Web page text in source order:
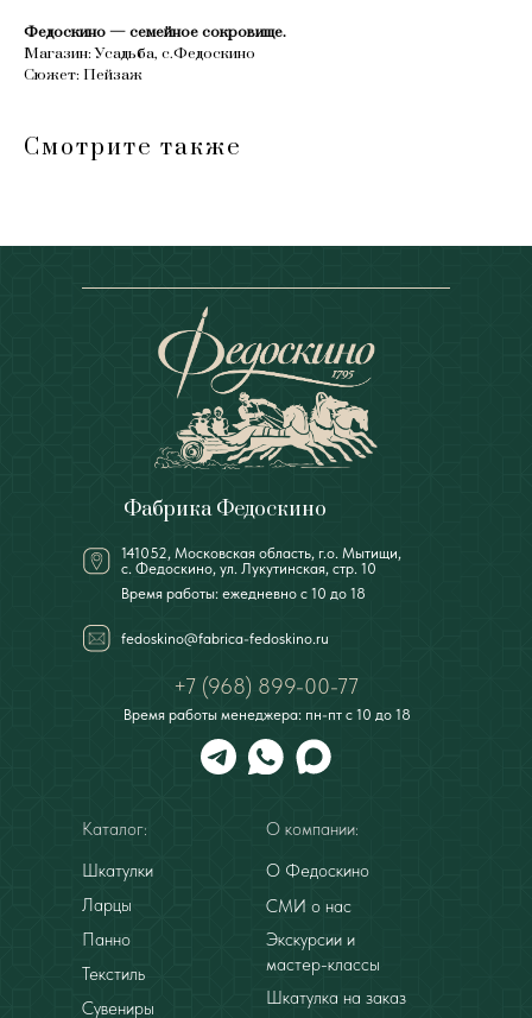
Федоскино — семейное сокровище.
Магазин: Усадьба, с.Федоскино
Сюжет: Пейзаж
Смотрите также
141052, Московская область, г.о. Мытищи,
с. Федоскино, ул. Лукутинская, стр. 10
Фабрика Федоскино
+7 (968) 899-00-77
Время работы: ежедневно с 10 до 18
Время работы менеджера: пн-пт с 10 до 18
Каталог:
Шкатулки
Ларцы
Панно
Текстиль
Сувениры
О компании:
О Федоскино
Экскурсии и
мастер-классы
fedoskino@fabrica-fedoskino.ru
Шкатулка на заказ
СМИ о нас